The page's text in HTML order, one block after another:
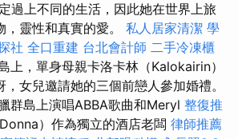
過上不同的生活，因此她在世界上旅
靈性和真實的愛。 私人居家清潔 學
社 全口重建 台北會計師 二手冷凍櫃
上，單身母親卡洛卡林（Kalokairin）
女兒邀請她的三個前戀人參加婚禮。
群島上演唱ABBA歌曲和Meryl 整復推
）作為獨立的酒店老闆 律師推薦